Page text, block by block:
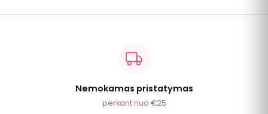
Nemokamas pristatymas
perkant nuo €25